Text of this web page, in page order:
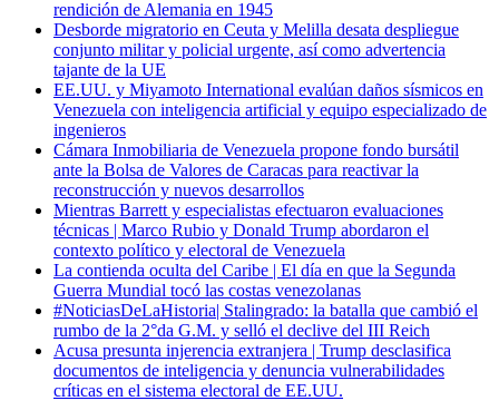
rendición de Alemania en 1945
Desborde migratorio en Ceuta y Melilla desata despliegue
conjunto militar y policial urgente, así como advertencia
tajante de la UE
EE.UU. y Miyamoto International evalúan daños sísmicos en
Venezuela con inteligencia artificial y equipo especializado de
ingenieros
Cámara Inmobiliaria de Venezuela propone fondo bursátil
ante la Bolsa de Valores de Caracas para reactivar la
reconstrucción y nuevos desarrollos
Mientras Barrett y especialistas efectuaron evaluaciones
técnicas | Marco Rubio y Donald Trump abordaron el
contexto político y electoral de Venezuela
La contienda oculta del Caribe | El día en que la Segunda
Guerra Mundial tocó las costas venezolanas
#NoticiasDeLaHistoria| Stalingrado: la batalla que cambió el
rumbo de la 2°da G.M. y selló el declive del III Reich
Acusa presunta injerencia extranjera | Trump desclasifica
documentos de inteligencia y denuncia vulnerabilidades
críticas en el sistema electoral de EE.UU.